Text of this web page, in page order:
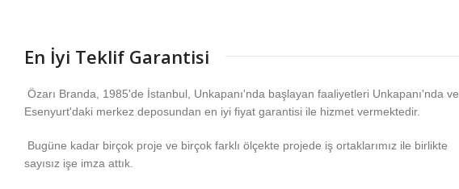
En İyi Teklif Garantisi
Özarı Branda, 1985'de İstanbul, Unkapanı'nda başlayan faaliyetleri Unkapanı'nda ve
Esenyurt'daki merkez deposundan en iyi fiyat garantisi ile hizmet vermektedir.
Bugüne kadar birçok proje ve birçok farklı ölçekte projede iş ortaklarımız ile birlikte
sayısız işe imza attık.